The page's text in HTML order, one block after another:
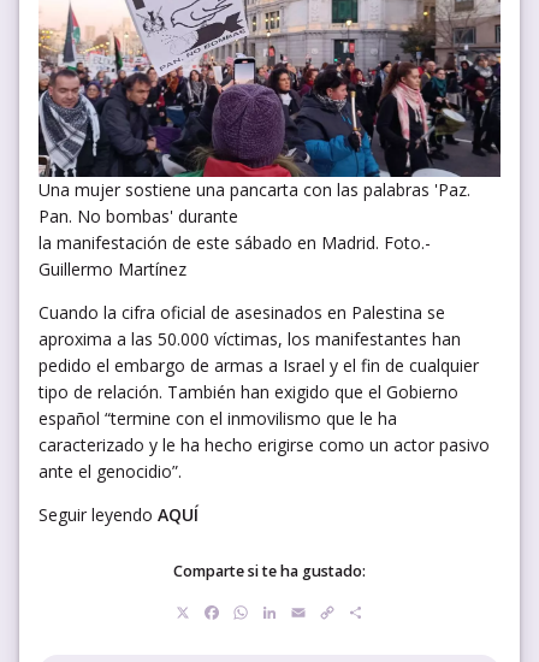
Una mujer sostiene una pancarta con las palabras 'Paz.
Pan. No bombas' durante
la manifestación de este sábado en Madrid. Foto.-
Guillermo Martínez
Cuando la cifra oficial de asesinados en Palestina se
aproxima a las 50.000 víctimas, los manifestantes han
pedido el embargo de armas a Israel y el fin de cualquier
tipo de relación. También han exigido que el Gobierno
español “termine con el inmovilismo que le ha
caracterizado y le ha hecho erigirse como un actor pasivo
ante el genocidio”.
Seguir leyendo AQUÍ
Comparte si te ha gustado:
Facebook
WhatsApp
LinkedIn
EmailCopy